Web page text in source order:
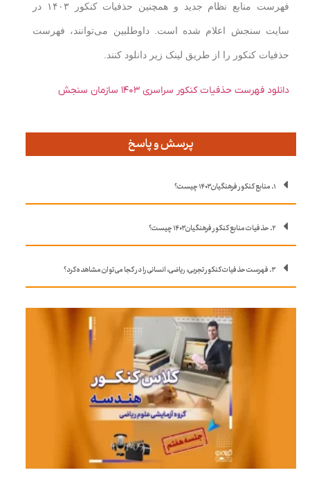
فهرست منابع نظام جدید و همچنین حذفیات کنکور ۱۴۰۳ در
سایت سنجش اعلام شده است. داوطلبین می‌توانند، فهرست
حذفیات کنکور را از طریق لینک زیر دانلود کنند.
دانلود فهرست حذفیات کنکور سراسری ۱۴۰۳ سازمان سنجش
پرسش و پاسخ
۱. منابع کنکور فرهنگیان ۱۴۰۳ چیست؟
۲. حذفیات منابع کنکور فرهنگیان ۱۴۰۳ چیست؟
۳. فهرست حذفیات کنکور تجربی، ریاضی، انسانی را در کجا می توان مشاهده کرد؟